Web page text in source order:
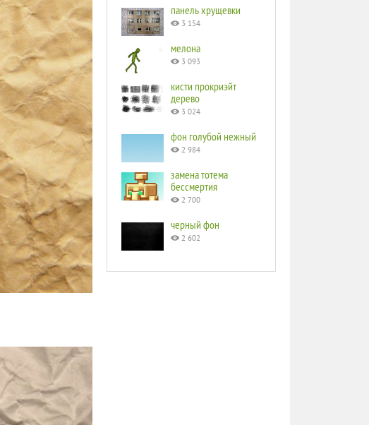
панель хрущевки
3 154
мелона
3 093
кисти прокриэйт
дерево
3 024
фон голубой нежный
2 984
замена тотема
бессмертия
2 700
черный фон
2 602